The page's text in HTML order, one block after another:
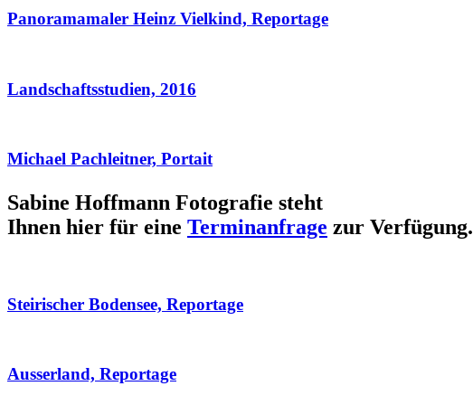
Panoramamaler Heinz Vielkind, Reportage
Landschaftsstudien, 2016
Michael Pachleitner, Portait
Sabine Hoffmann Fotografie steht
Ihnen hier für eine Terminanfrage zur Verfügung.
Steirischer Bodensee, Reportage
Ausserland, Reportage